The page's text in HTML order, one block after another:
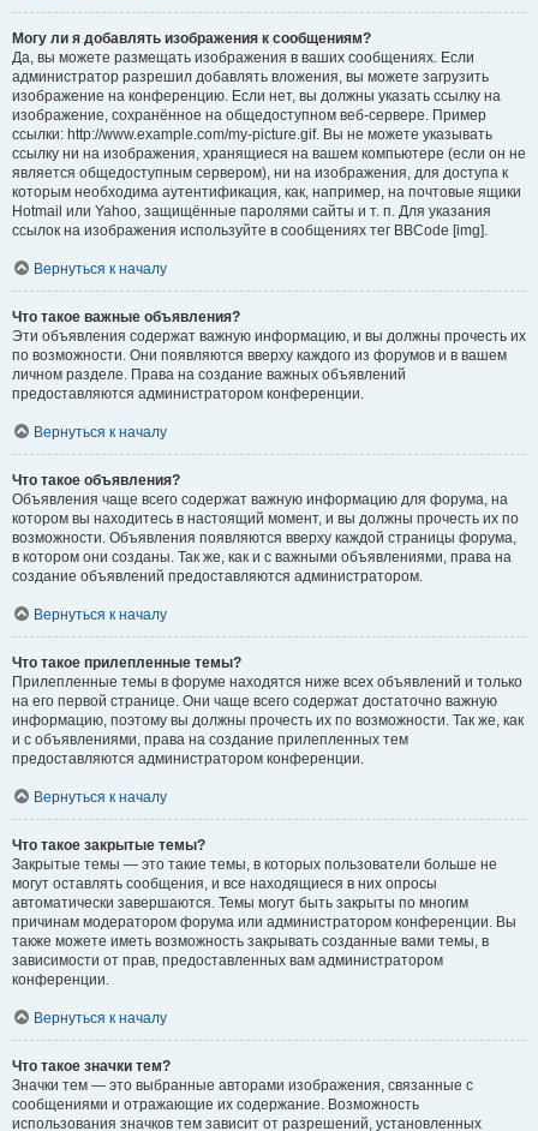
Могу ли я добавлять изображения к сообщениям?
Да, вы можете размещать изображения в ваших сообщениях. Если
администратор разрешил добавлять вложения, вы можете загрузить
изображение на конференцию. Если нет, вы должны указать ссылку на
изображение, сохранённое на общедоступном веб-сервере. Пример
ссылки: http://www.example.com/my-picture.gif. Вы не можете указывать
ссылку ни на изображения, хранящиеся на вашем компьютере (если он не
является общедоступным сервером), ни на изображения, для доступа к
которым необходима аутентификация, как, например, на почтовые ящики
Hotmail или Yahoo, защищённые паролями сайты и т. п. Для указания
ссылок на изображения используйте в сообщениях тег BBCode [img].
Вернуться к началу
Что такое важные объявления?
Эти объявления содержат важную информацию, и вы должны прочесть их
по возможности. Они появляются вверху каждого из форумов и в вашем
личном разделе. Права на создание важных объявлений
предоставляются администратором конференции.
Вернуться к началу
Что такое объявления?
Объявления чаще всего содержат важную информацию для форума, на
котором вы находитесь в настоящий момент, и вы должны прочесть их по
возможности. Объявления появляются вверху каждой страницы форума,
в котором они созданы. Так же, как и с важными объявлениями, права на
создание объявлений предоставляются администратором.
Вернуться к началу
Что такое прилепленные темы?
Прилепленные темы в форуме находятся ниже всех объявлений и только
на его первой странице. Они чаще всего содержат достаточно важную
информацию, поэтому вы должны прочесть их по возможности. Так же, как
и с объявлениями, права на создание прилепленных тем
предоставляются администратором конференции.
Вернуться к началу
Что такое закрытые темы?
Закрытые темы — это такие темы, в которых пользователи больше не
могут оставлять сообщения, и все находящиеся в них опросы
автоматически завершаются. Темы могут быть закрыты по многим
причинам модератором форума или администратором конференции. Вы
также можете иметь возможность закрывать созданные вами темы, в
зависимости от прав, предоставленных вам администратором
конференции.
Вернуться к началу
Что такое значки тем?
Значки тем — это выбранные авторами изображения, связанные с
сообщениями и отражающие их содержание. Возможность
использования значков тем зависит от разрешений, установленных